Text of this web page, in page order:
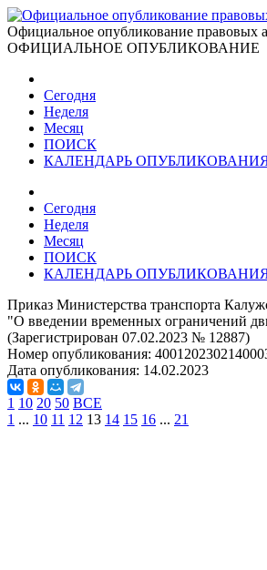
Официальное опубликование правовых
ОФИЦИАЛЬНОЕ ОПУБЛИКОВАНИЕ
Сегодня
Неделя
Месяц
ПОИСК
КАЛЕНДАРЬ
Сегодня
Неделя
Месяц
ПОИСК
КАЛЕНДАРЬ
Приказ Министерства транспорта
"О введении временных ограничений
(Зарегистрирован 07.02.2023 № 12887)
Номер опубликования:
Дата опубликования: 14.02.2023
1 10 20 50 ВСЕ
1 ... 10 11 12 13 14 15 16 ... 21